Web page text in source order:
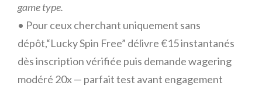
game type.
• Pour ceux cherchant uniquement sans
dépôt,“Lucky Spin Free” délivre €15 instantanés
dès inscription vérifiée puis demande wagering
modéré ‎20x‎ — parfait test avant engagement